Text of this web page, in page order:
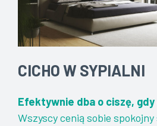
CICHO W SYPIALNI
Efektywnie dba o ciszę,
Wszyscy cenią sobie